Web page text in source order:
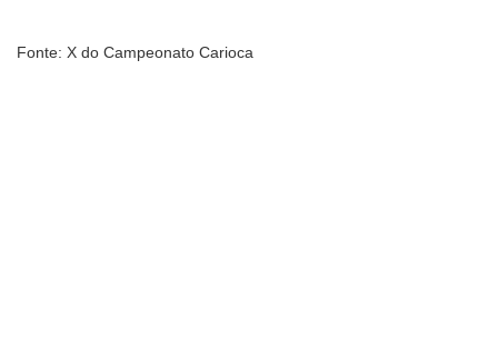
Fonte: X do Campeonato Carioca